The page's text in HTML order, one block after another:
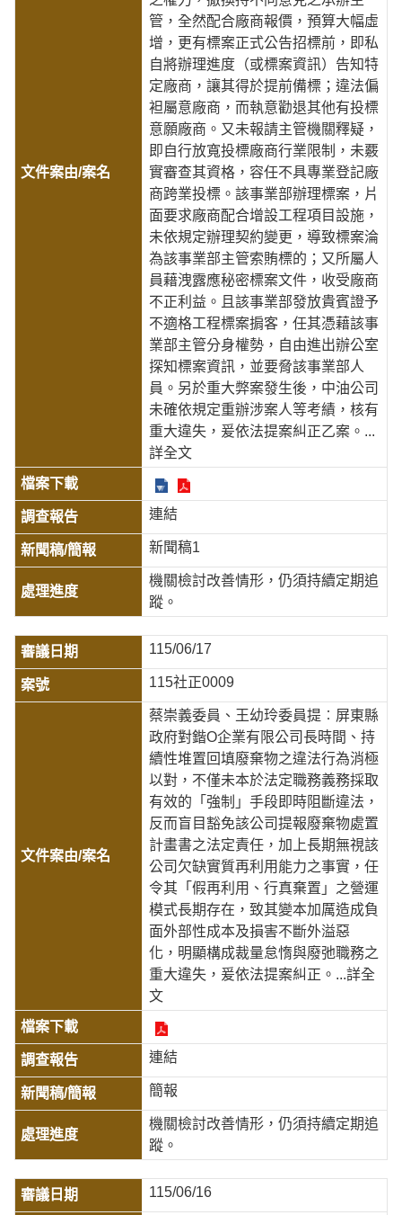
管，全然配合廠商報價，預算大幅虛
增，更有標案正式公告招標前，即私
自將辦理進度（或標案資訊）告知特
定廠商，讓其得於提前備標；違法偏
袒屬意廠商，而執意勸退其他有投標
意願廠商。又未報請主管機關釋疑，
即自行放寬投標廠商行業限制，未覈
實審查其資格，容任不具專業登記廠
商跨業投標。該事業部辦理標案，片
面要求廠商配合增設工程項目設施，
未依規定辦理契約變更，導致標案淪
為該事業部主管索賄標的；又所屬人
員藉洩露應秘密標案文件，收受廠商
不正利益。且該事業部發放貴賓證予
不適格工程標案掮客，任其憑藉該事
業部主管分身權勢，自由進出辦公室
探知標案資訊，並要脅該事業部人
員。另於重大弊案發生後，中油公司
未確依規定重辦涉案人等考績，核有
重大違失，爰依法提案糾正乙案。 ...
詳全文
連結
新聞稿1
機關檢討改善情形，仍須持續定期追
蹤。
115/06/17
115社正0009
蔡崇義委員、王幼玲委員提︰屏東縣
政府對鍇O企業有限公司長時間、持
續性堆置回填廢棄物之違法行為消極
以對，不僅未本於法定職務義務採取
有效的「強制」手段即時阻斷違法，
反而盲目豁免該公司提報廢棄物處置
計畫書之法定責任，加上長期無視該
公司欠缺實質再利用能力之事實，任
令其「假再利用、行真棄置」之營運
模式長期存在，致其變本加厲造成負
面外部性成本及損害不斷外溢惡
化，明顯構成裁量怠惰與廢弛職務之
重大違失，爰依法提案糾正。 ...詳全
文
連結
簡報
機關檢討改善情形，仍須持續定期追
蹤。
115/06/16